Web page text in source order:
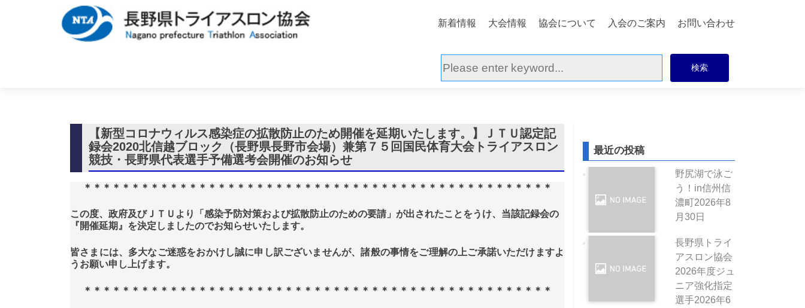
新着情報 大会情報 協会について 入会のご案内 お問い合わせ
【新型コロナウィルス感染症の拡散防止のため開催を延期いたします。】ＪＴＵ認定記
録会2020北信越ブロック（長野県長野市会場）兼第７５回国民体育大会トライアスロン
競技・長野県代表選手予備選考会開催のお知らせ
＊＊＊＊＊＊＊＊＊＊＊＊＊＊＊＊＊＊＊＊＊＊＊＊＊＊＊＊＊＊＊＊＊＊＊＊＊＊＊＊＊＊＊＊＊＊＊＊＊
この度、政府及びＪＴＵより「感染予防対策および拡散防止のための要請」が出されたことをうけ、当該記録会の
『開催延期』を決定しましたのでお知らせいたします。
皆さまには、多大なご迷惑をおかけし誠に申し訳ございませんが、諸般の事情をご理解の上ご承諾いただけますよ
うお願い申し上げます。
＊＊＊＊＊＊＊＊＊＊＊＊＊＊＊＊＊＊＊＊＊＊＊＊＊＊＊＊＊＊＊＊＊＊＊＊＊＊＊＊＊＊＊＊＊＊＊＊＊
最近の投稿
野尻湖で泳ご
う！in信州信
濃町2026年8
月30日
長野県トライ
アスロン協会
2026年度ジュ
ニア強化指定
選手2026年6